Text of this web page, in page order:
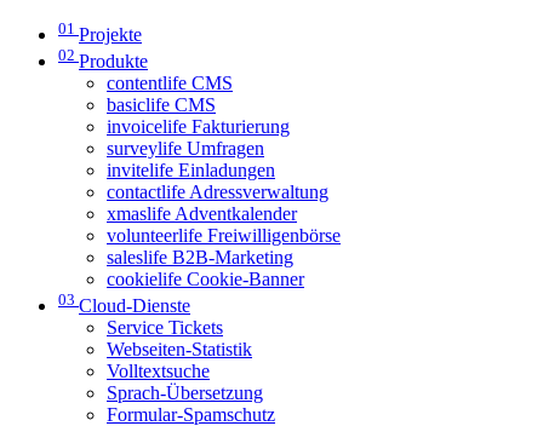
01 Projekte
02 Produkte
contentlife CMS
basiclife CMS
invoicelife Fakturierung
surveylife Umfragen
invitelife Einladungen
contactlife Adressverwaltung
xmaslife Adventkalender
volunteerlife Freiwilligenbörse
saleslife B2B-Marketing
cookielife Cookie-Banner
03 Cloud-Dienste
Service Tickets
Webseiten-Statistik
Volltextsuche
Sprach-Übersetzung
Formular-Spamschutz